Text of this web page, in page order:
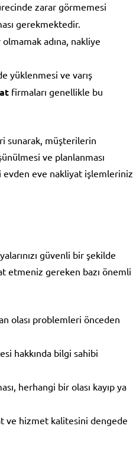
zarar görmemesi
gerekmektedir.
adına, nakliye
yüklenmesi ve varış
firmaları genellikle bu
sunarak, müşterilerin
ve planlanması
evden eve nakliyat işlemleriniz
güvenli bir şekilde
etmeniz gereken bazı önemli
olası problemleri önceden
hakkında bilgi sahibi
herhangi bir olası kayıp ya
ve hizmet kalitesini dengede